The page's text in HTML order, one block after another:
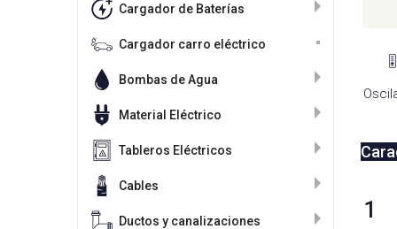
Cargador de Baterías
Cargador carro eléctrico
Bombas de Agua
Material Eléctrico
Tableros Eléctricos
Cables
Ductos y canalizaciones
🎚️
1